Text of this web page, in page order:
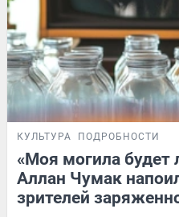
КУЛЬТУРА ПОДРОБНОСТИ
«Моя могила будет
Аллан Чумак
зрителей